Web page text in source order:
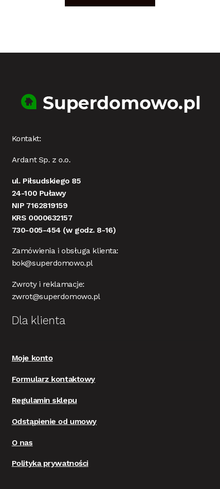
Kontakt:
Ardant Sp. z o.o.
ul. Piłsudskiego 85
24-100 Puławy
NIP 7162819159
KRS 0000632157
730-005-454 (w godz. 8-16)
Zamówienia i obsługa klienta:
bok@superdomowo.pl
Zwroty i reklamacje:
zwrot@superdomowo.pl
Dla klienta
Moje konto
Formularz kontaktowy
Regulamin sklepu
Odstąpienie od umowy
O nas
Polityka prywatności